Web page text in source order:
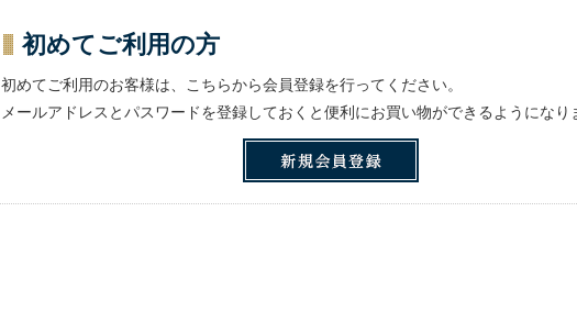
初めてご利用の方
初めてご利用のお客様は、こちらから会員登録を行ってください。
メールアドレスとパスワードを登録しておくと便利にお買い物ができるようになり